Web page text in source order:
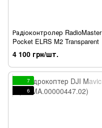
Радіоконтролер RadioMaster
Pocket ELRS M2 Transparent
4 100 грн/шт.
7
6